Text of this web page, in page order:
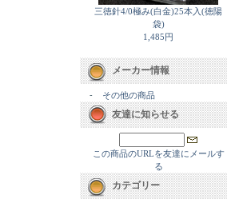
三徳針4/0極み(白金)25本入(徳陽
袋)
1,485円
メーカー情報
- その他の商品
友達に知らせる
この商品のURLを友達にメールす
る
カテゴリー